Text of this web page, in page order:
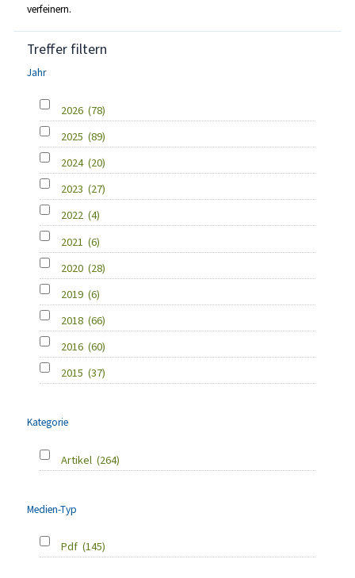
verfeinern.
Treffer filtern
Jahr
2026 (78)
2025 (89)
2024 (20)
2023 (27)
2022 (4)
2021 (6)
2020 (28)
2019 (6)
2018 (66)
2016 (60)
2015 (37)
Kategorie
Artikel (264)
Medien-Typ
Pdf (145)